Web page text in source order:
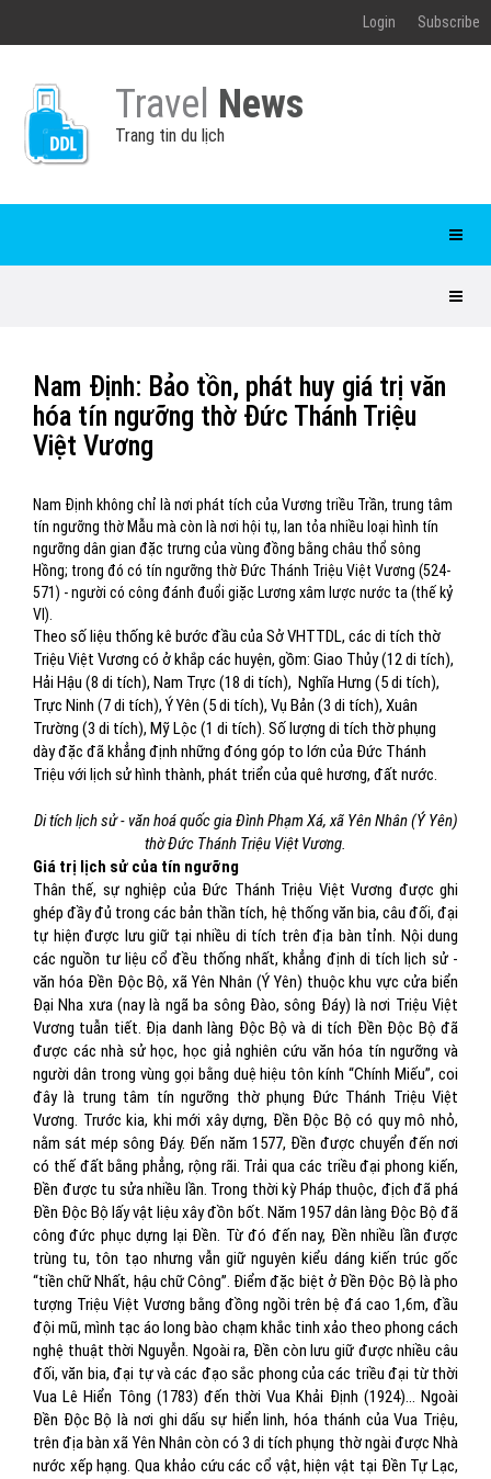
Login Subscribe
Travel News
Trang tin du lịch
Nam Định: Bảo tồn, phát huy giá trị văn
hóa tín ngưỡng thờ Đức Thánh Triệu
Việt Vương
Nam Định không chỉ là nơi phát tích của Vương triều Trần, trung tâm
tín ngưỡng thờ Mẫu mà còn là nơi hội tụ, lan tỏa nhiều loại hình tín
ngưỡng dân gian đặc trưng của vùng đồng bằng châu thổ sông
Hồng; trong đó có tín ngưỡng thờ Đức Thánh Triệu Việt Vương (524-
571) - người có công đánh đuổi giặc Lương xâm lược nước ta (thế kỷ
VI).
Theo số liệu thống kê bước đầu của Sở VHTTDL, các di tích thờ
Triệu Việt Vương có ở khắp các huyện, gồm: Giao Thủy (12 di tích),
Hải Hậu (8 di tích), Nam Trực (18 di tích), Nghĩa Hưng (5 di tích),
Trực Ninh (7 di tích), Ý Yên (5 di tích), Vụ Bản (3 di tích), Xuân
Trường (3 di tích), Mỹ Lộc (1 di tích). Số lượng di tích thờ phụng
dày đặc đã khẳng định những đóng góp to lớn của Đức Thánh
Triệu với lịch sử hình thành, phát triển của quê hương, đất nước.
Di tích lịch sử - văn hoá quốc gia Đình Phạm Xá, xã Yên Nhân (Ý Yên)
thờ Đức Thánh Triệu Việt Vương.
Giá trị lịch sử của tín ngưỡng
Thân thế, sự nghiệp của Đức Thánh Triệu Việt Vương được ghi
ghép đầy đủ trong các bản thần tích, hệ thống văn bia, câu đối, đại
tự hiện được lưu giữ tại nhiều di tích trên địa bàn tỉnh. Nội dung
các nguồn tư liệu cổ đều thống nhất, khẳng định di tích lịch sử -
văn hóa Đền Độc Bộ, xã Yên Nhân (Ý Yên) thuộc khu vực cửa biển
Đại Nha xưa (nay là ngã ba sông Đào, sông Đáy) là nơi Triệu Việt
Vương tuẫn tiết. Địa danh làng Độc Bộ và di tích Đền Độc Bộ đã
được các nhà sử học, học giả nghiên cứu văn hóa tín ngưỡng và
người dân trong vùng gọi bằng duệ hiệu tôn kính “Chính Miếu”, coi
đây là trung tâm tín ngưỡng thờ phụng Đức Thánh Triệu Việt
Vương. Trước kia, khi mới xây dựng, Đền Độc Bộ có quy mô nhỏ,
nằm sát mép sông Đáy. Đến năm 1577, Đền được chuyển đến nơi
có thế đất bằng phẳng, rộng rãi. Trải qua các triều đại phong kiến,
Đền được tu sửa nhiều lần. Trong thời kỳ Pháp thuộc, địch đã phá
Đền Độc Bộ lấy vật liệu xây đồn bốt. Năm 1957 dân làng Độc Bộ đã
công đức phục dựng lại Đền. Từ đó đến nay, Đền nhiều lần được
trùng tu, tôn tạo nhưng vẫn giữ nguyên kiểu dáng kiến trúc gốc
“tiền chữ Nhất, hậu chữ Công”. Điểm đặc biệt ở Đền Độc Bộ là pho
tượng Triệu Việt Vương bằng đồng ngồi trên bệ đá cao 1,6m, đầu
đội mũ, mình tạc áo long bào chạm khắc tinh xảo theo phong cách
nghệ thuật thời Nguyễn. Ngoài ra, Đền còn lưu giữ được nhiều câu
đối, văn bia, đại tự và các đạo sắc phong của các triều đại từ thời
Vua Lê Hiển Tông (1783) đến thời Vua Khải Định (1924)… Ngoài
Đền Độc Bộ là nơi ghi dấu sự hiển linh, hóa thánh của Vua Triệu,
trên địa bàn xã Yên Nhân còn có 3 di tích phụng thờ ngài được Nhà
nước xếp hạng. Qua khảo cứu các cổ vật, hiện vật tại Đền Tự Lạc,